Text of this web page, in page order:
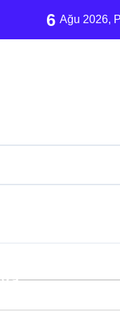
çıktı
6 Ağu 2026,